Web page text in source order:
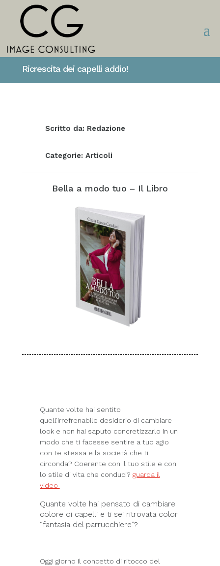
Ricrescita dei capelli addio!
Scritto da: Redazione
Categorie: Articoli
Bella a modo tuo – Il Libro
Quante volte hai sentito
quell’irrefrenabile desiderio di cambiare
look e non hai saputo concretizzarlo in un
modo che ti facesse sentire a tuo agio
con te stessa e la società che ti
circonda? Coerente con il tuo stile e con
lo stile di vita che conduci? guarda il
video
Quante volte hai pensato di cambiare
colore di capelli e ti sei ritrovata color
“fantasia del parrucchiere”?
Oggi giorno il concetto di ritocco del